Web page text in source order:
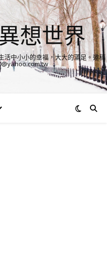
想世界
活中小小的幸福，大大的滿足。邀稿